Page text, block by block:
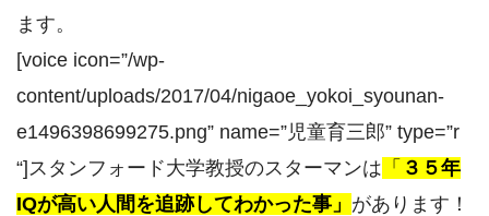
ます。
[voice icon=”/wp-
content/uploads/2017/04/nigaoe_yokoi_syounan-
e1496398699275.png” name=”児童育三郎” type=”r
“]スタンフォード大学教授のスターマンは 「 ３５年
IQが高い人間を追跡してわかった事」 があります！